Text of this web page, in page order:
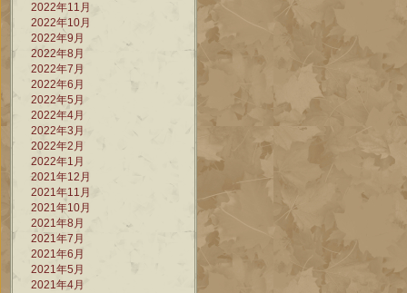
2022年11月
2022年10月
2022年9月
2022年8月
2022年7月
2022年6月
2022年5月
2022年4月
2022年3月
2022年2月
2022年1月
2021年12月
2021年11月
2021年10月
2021年8月
2021年7月
2021年6月
2021年5月
2021年4月